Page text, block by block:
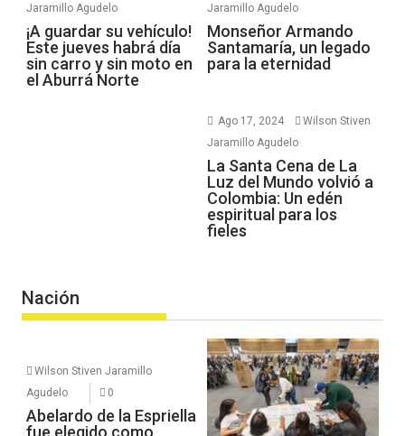
Jaramillo Agudelo
¡A guardar su vehículo!
Este jueves habrá día
sin carro y sin moto en
el Aburrá Norte
Jaramillo Agudelo
Monseñor Armando
Santamaría, un legado
para la eternidad
Ago 17, 2024
Wilson Stiven
Jaramillo Agudelo
La Santa Cena de La
Luz del Mundo volvió a
Colombia: Un edén
espiritual para los
fieles
Nación
Wilson Stiven Jaramillo
Agudelo
0
Abelardo de la Espriella
fue elegido como